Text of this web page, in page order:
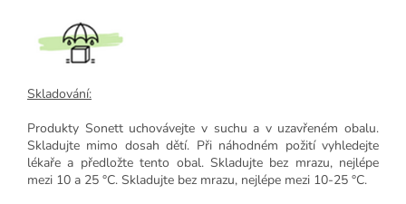
Skladování:
Produkty Sonett uchovávejte v suchu a v uzavřeném obalu.
Skladujte mimo dosah dětí. Při náhodném požití vyhledejte
lékaře a předložte tento obal. Skladujte bez mrazu, nejlépe
mezi 10 a 25 °C. Skladujte bez mrazu, nejlépe mezi 10-25 °C.